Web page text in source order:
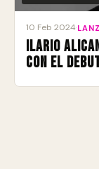
10 Feb 2024
Ilario
con el